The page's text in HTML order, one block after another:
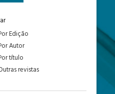
Edição
Autor
título
revistas